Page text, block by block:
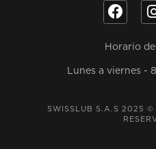
Horario
Lunes a viernes -
SWISSLUB S.A.S 2025 ©